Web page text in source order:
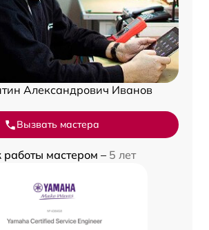
Александрович Иванов
Вызвать мастера
работы мастером – 5 лет